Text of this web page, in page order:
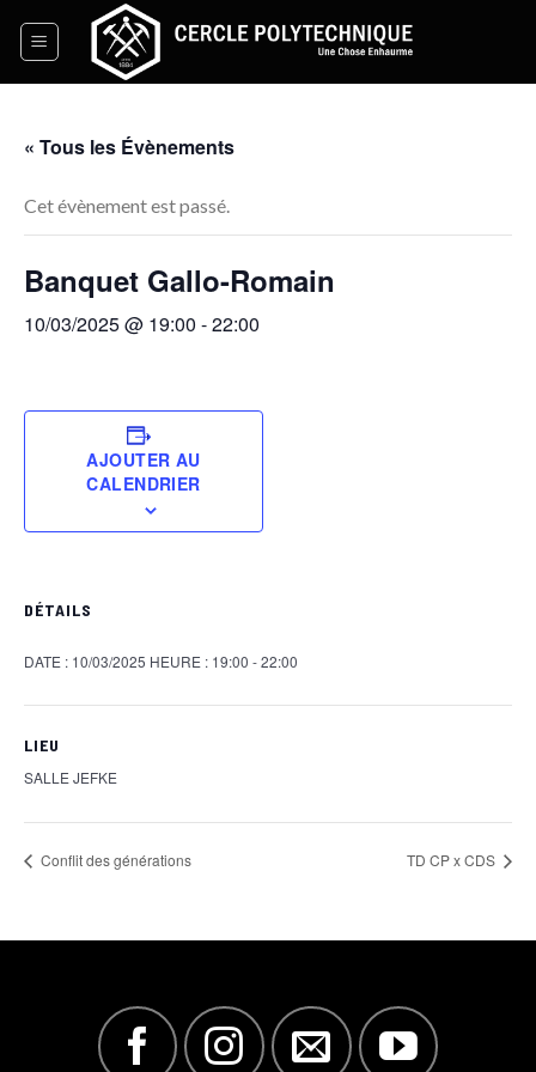
« Tous les Évènements
Cet évènement est passé.
Banquet Gallo-Romain
10/03/2025 @ 19:00 -22:00
AJOUTER AU
CALENDRIER
DÉTAILS
DATE : 10/03/2025 HEURE : 19:00 - 22:00
LIEU
SALLE JEFKE
Conflit des générations TD CP x CDS